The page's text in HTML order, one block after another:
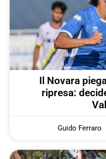
Il Novara
ripresa:
Guido Ferraro